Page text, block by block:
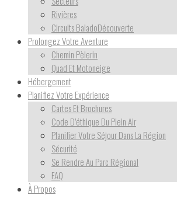
Rivières
Circuits BaladoDécouverte
Prolongez Votre Aventure
Chemin Pèlerin
Quad Et Motoneige
Hébergement
Planifiez Votre Expérience
Cartes Et Brochures
Code D’éthique Du Plein Air
Planifier Votre Séjour Dans La Région
Sécurité
Se Rendre Au Parc Régional
FAQ
À Propos